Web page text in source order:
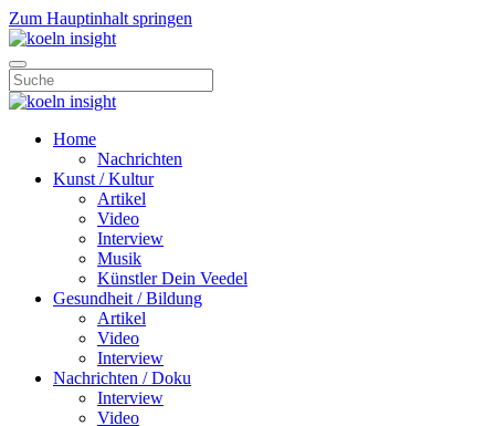
Zum Hauptinhalt springen
Home
Nachrichten
Kunst / Kultur
Artikel
Video
Interview
Musik
Künstler Dein Veedel
Gesundheit / Bildung
Artikel
Video
Interview
Nachrichten / Doku
Interview
Video